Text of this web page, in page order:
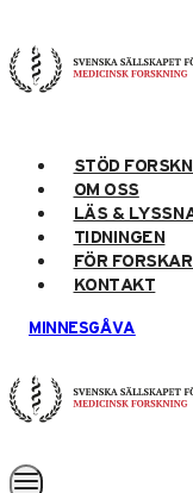
to
content
STÖD
OM OSS
LÄS &
TIDNINGEN
FÖR
KONTAKT
MINNESGÅVA